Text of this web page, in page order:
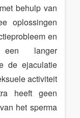
behulp van
oplossingen
en
langer
de ejaculatie
activiteit
heeft geen
het sperma